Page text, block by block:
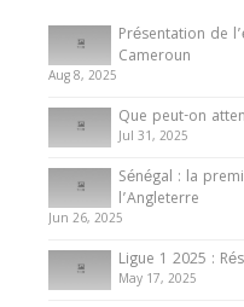
Tout ce que vous
d’Afrique des Nations
10 May 2024
Internationales
Présentation de
du Cameroun
8 August 2025
Présentation de
Cameroun
Aug 8, 2025
Que peut-on
Jul 31, 2025
Sénégal : la
l’Angleterre
Jun 26, 2025
Ligue 1 2025 :
May 17, 2025